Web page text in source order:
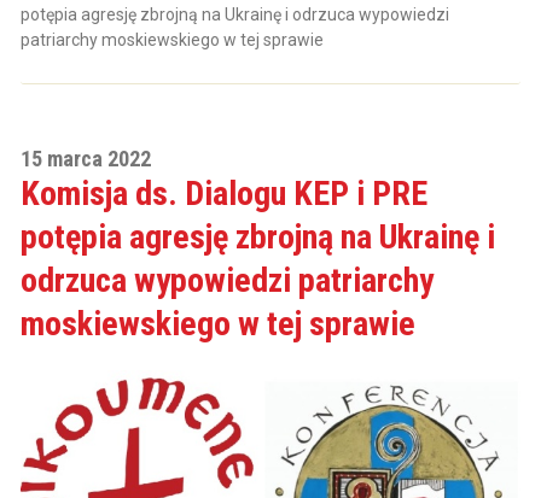
potępia agresję zbrojną na Ukrainę i odrzuca wypowiedzi
patriarchy moskiewskiego w tej sprawie
15 marca 2022
Komisja ds. Dialogu KEP i PRE
potępia agresję zbrojną na Ukrainę i
odrzuca wypowiedzi patriarchy
moskiewskiego w tej sprawie